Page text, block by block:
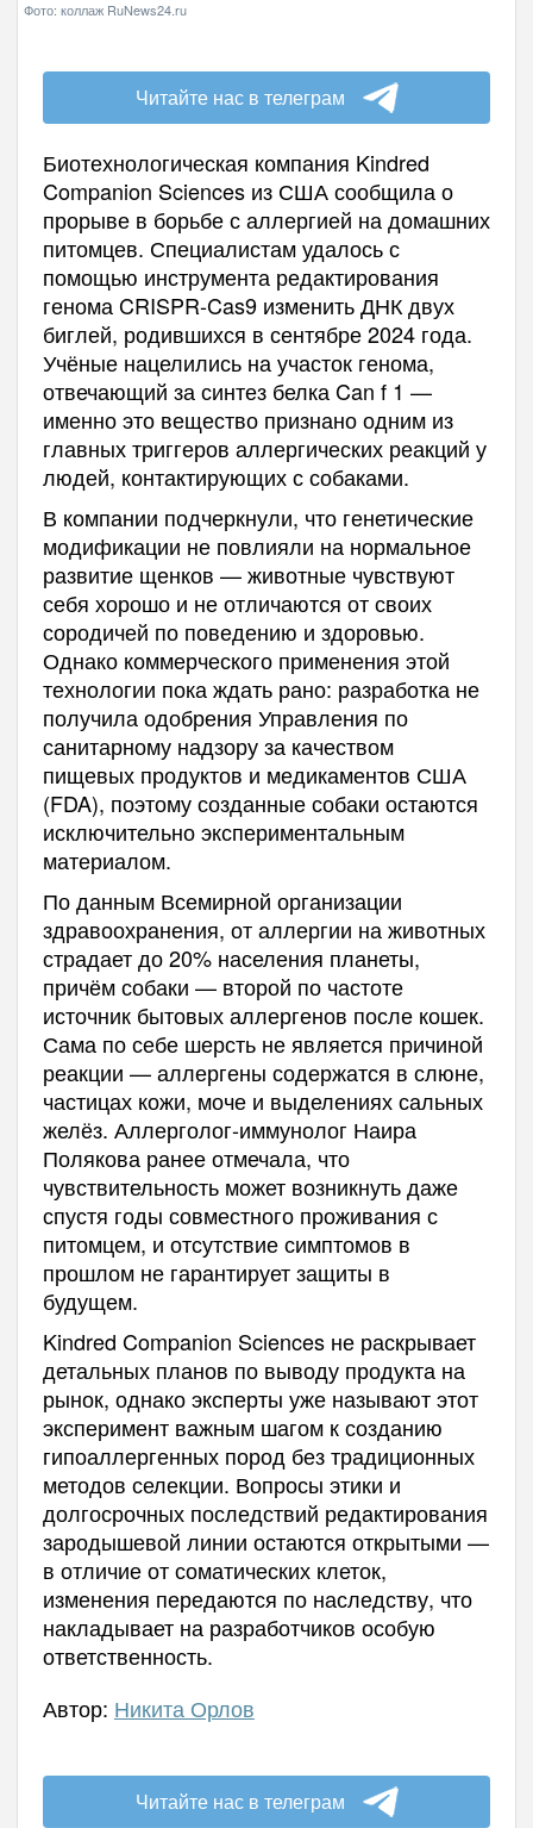
Фото: коллаж RuNews24.ru
Читайте нас в телеграм
Биотехнологическая компания Kindred
Companion Sciences из США сообщила о
прорыве в борьбе с аллергией на домашних
питомцев. Специалистам удалось с
помощью инструмента редактирования
генома CRISPR-Cas9 изменить ДНК двух
биглей, родившихся в сентябре 2024 года.
Учёные нацелились на участок генома,
отвечающий за синтез белка Can f 1 —
именно это вещество признано одним из
главных триггеров аллергических реакций у
людей, контактирующих с собаками.
В компании подчеркнули, что генетические
модификации не повлияли на нормальное
развитие щенков — животные чувствуют
себя хорошо и не отличаются от своих
сородичей по поведению и здоровью.
Однако коммерческого применения этой
технологии пока ждать рано: разработка не
получила одобрения Управления по
санитарному надзору за качеством
пищевых продуктов и медикаментов США
(FDA), поэтому созданные собаки остаются
исключительно экспериментальным
материалом.
По данным Всемирной организации
здравоохранения, от аллергии на животных
страдает до 20% населения планеты,
причём собаки — второй по частоте
источник бытовых аллергенов после кошек.
Сама по себе шерсть не является причиной
реакции — аллергены содержатся в слюне,
частицах кожи, моче и выделениях сальных
желёз. Аллерголог-иммунолог Наира
Полякова ранее отмечала, что
чувствительность может возникнуть даже
спустя годы совместного проживания с
питомцем, и отсутствие симптомов в
прошлом не гарантирует защиты в
будущем.
Kindred Companion Sciences не раскрывает
детальных планов по выводу продукта на
рынок, однако эксперты уже называют этот
эксперимент важным шагом к созданию
гипоаллергенных пород без традиционных
методов селекции. Вопросы этики и
долгосрочных последствий редактирования
зародышевой линии остаются открытыми —
в отличие от соматических клеток,
изменения передаются по наследству, что
накладывает на разработчиков особую
ответственность.
Автор: Никита Орлов
Читайте нас в телеграм